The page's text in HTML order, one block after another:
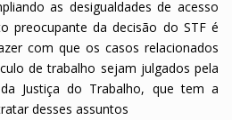
as desigualdades de acesso
preocupante da decisão do STF é
com que os casos relacionados
de trabalho sejam julgados pela
Justiça do Trabalho, que tem a
desses assuntos